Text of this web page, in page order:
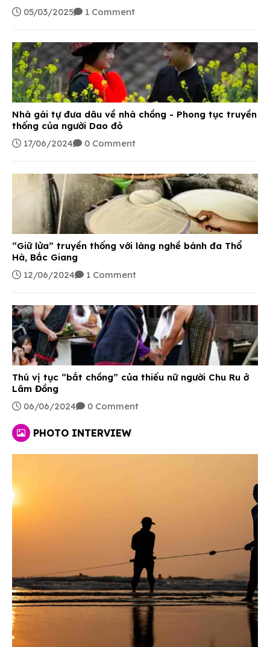
truyền thống văn hóa đặc sắc và lâu đời. Mỗi dân tộc
Trang phục dân tộc truyền thống chính là sản phẩm
chứa đựng giá trị văn hóa, lịch sử mà mỗi dân tộc cần
bảo tồn, giữ gìn, nhất là với các dân tộc thiểu số.
05/03/2025 1 Comment
Nhà gái tự đưa dâu về nhà chồng - Phong tục truyền
thống của người Dao đỏ
17/06/2024
0 Comment
“Giữ lửa” truyền thống với làng nghề bánh đa Thổ
Hà, Bắc Giang
12/06/2024
1 Comment
Thú vị tục “bắt chồng” của thiếu nữ người Chu Ru ở
Lâm Đồng
06/06/2024
0 Comment
PHOTO INTERVIEW